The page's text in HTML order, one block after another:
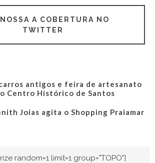
A COBERTURA NO
TWITTER
antigos e feira de artesanato
Centro Histórico de Santos
Joias agita o Shopping Praiamar
random=1 limit=1 group="TOPO"]